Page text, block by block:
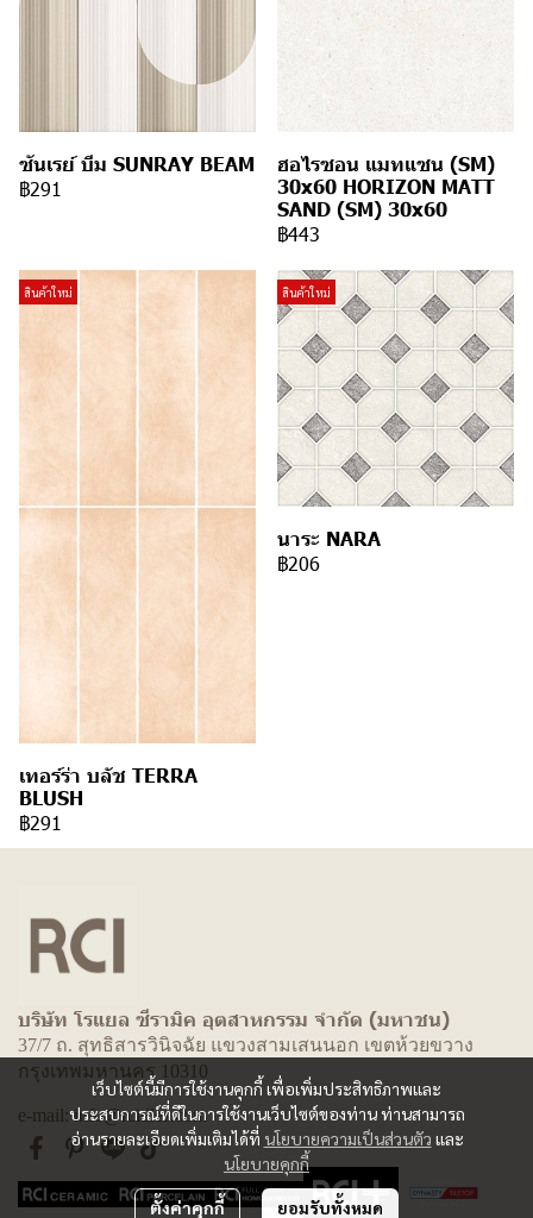
ซันเรย์ บีม SUNRAY BEAM
฿291
ฮอไรซอน แมทแซน (SM)
30x60 HORIZON MATT
SAND (SM) 30x60
฿443
สินค้าใหม่
เทอร์ร่า บลัช TERRA
BLUSH
฿291
สินค้าใหม่
นาระ NARA
฿206
เว็บไซต์นี้มีการใช้งานคุกกี้ เพื่อเพิ่มประสิทธิภาพและ
ประสบการณ์ที่ดีในการใช้งานเว็บไซต์ของท่าน ท่านสามารถ
อ่านรายละเอียดเพิ่มเติมได้ที่ นโยบายความเป็นส่วนตัว และ
นโยบายคุกกี้
ตั้งค่าคุกกี้ ยอมรับทั้งหมด
บริษัท โรแยล ซีรามิค อุตสาหกรรม จำกัด (มหาชน)
37/7 ถ. สุทธิสารวินิจฉัย แขวงสามเสนนอก เขตห้วยขวาง
กรุงเทพมหานคร 10310
e-mail: info@rcitiles.com